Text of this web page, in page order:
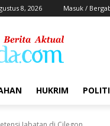
8, 2026 Masuk /
HUKRIM